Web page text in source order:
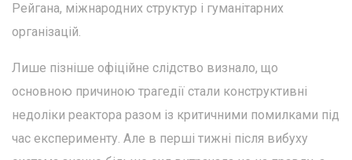
Рейгана, міжнародних структур і гуманітарних
організацій.
Лише пізніше офіційне слідство визнало, що
основною причиною трагедії стали конструктивні
недоліки реактора разом із критичними помилками під
час експерименту. Але в перші тижні після вибуху